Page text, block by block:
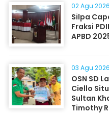
02 Agu 2026
Silpa
Fraksi
APBD
03 Agu 2026
OSN SD
Ciello
Sultan
Timothy